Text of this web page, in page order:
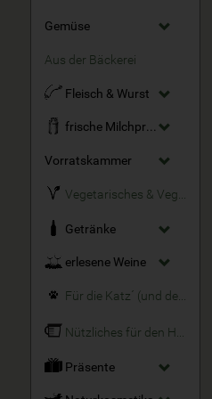
Gemüse
Aus der Bäckerei
Fleisch & Wurst
frische Milchprodukte
Vorratskammer
Getränke
erlesene Weine
Für die Katz´ (und den Hund)
Präsente